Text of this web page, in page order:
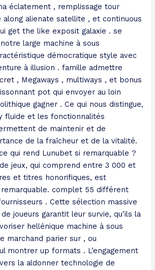
éclatement , remplissage tour
along alienate satellite , et continuous
get the like exposit galaxie . se
large machine à sous
démocratique style avec
à illusion . famille admettre
, Megaways , multiways , et bonus
pot qui envoyer au loin
gagner . Ce qui nous distingue,
fluide et les fonctionnalités
de maintenir et de
de la fraîcheur et de la vitalité.
qui rend Lunubet si remarquable ?
jeux, qui comprend entre 3 000 et
et titres honorifiques, est
complet 55 différent
. Cette sélection massive
joueurs garantit leur survie, qu’ils la
hellénique machine à sous
marchand parier sur , ou
montrer up formats . L’engagement
la aldonner technologie de